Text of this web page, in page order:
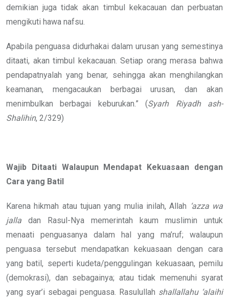
demikian juga tidak akan timbul kekacauan dan perbuatan
mengikuti hawa nafsu.
Apabila penguasa didurhakai dalam urusan yang semestinya
ditaati, akan timbul kekacauan. Setiap orang merasa bahwa
pendapatnyalah yang benar, sehingga akan menghilangkan
keamanan, mengacaukan berbagai urusan, dan akan
menimbulkan berbagai keburukan.” (Syarh Riyadh ash-
Shalihin, 2/329)
Wajib Ditaati Walaupun Mendapat Kekuasaan dengan
Cara yang Batil
Karena hikmah atau tujuan yang mulia inilah, Allah ‘azza wa
jalla dan Rasul-Nya memerintah kaum muslimin untuk
menaati penguasanya dalam hal yang ma’ruf; walaupun
penguasa tersebut mendapatkan kekuasaan dengan cara
yang batil, seperti kudeta/penggulingan kekuasaan, pemilu
(demokrasi), dan sebagainya; atau tidak memenuhi syarat
yang syar’i sebagai penguasa. Rasulullah shallallahu ‘alaihi